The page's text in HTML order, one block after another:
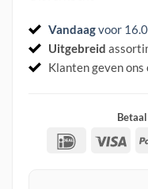
Vandaagvoor
Uitgebreid
Klanten geven ons
IDeal